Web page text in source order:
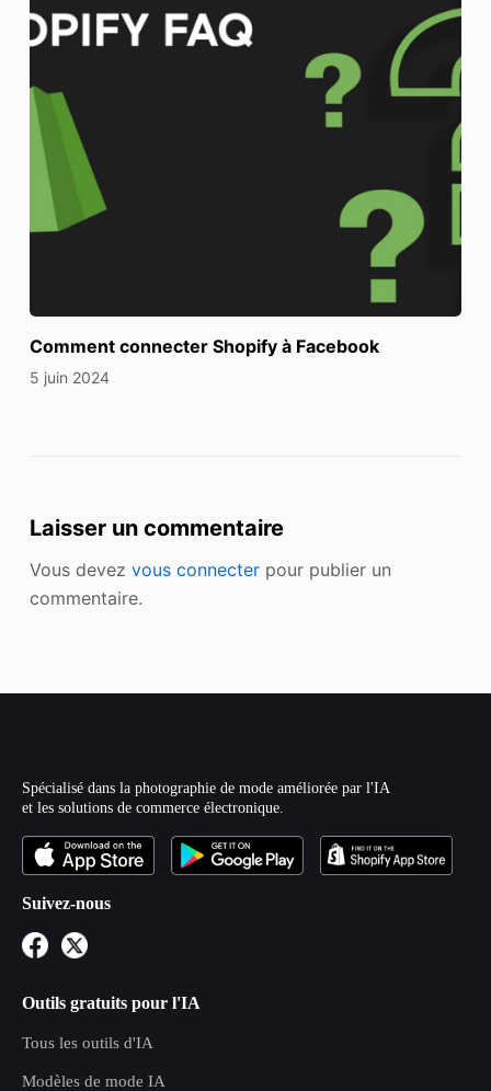
Comment connecter Shopify à Facebook
5 juin 2024
Laisser un commentaire
Vous devez vous connecterpour publier un
commentaire.
Spécialisé dans la photographie de mode améliorée par l'IA
et les solutions de commerce électronique.
Suivez-nous
Outils gratuits pour l'IA
Tous les outils d'IA
Modèles de mode IA